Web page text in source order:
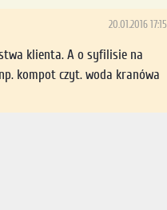
20.01.2016 17:15
klienta. A o syfilisie na
kompot czyt. woda kranówa